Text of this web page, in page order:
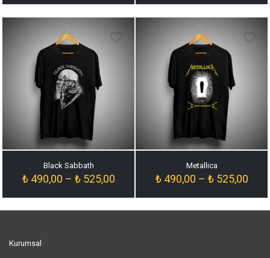
₺ 490,00
-
₺
-
Black Sabbath
₺490,00 – ₺525,00Fiyat
₺ 490,00
-
Metallica
₺490,00 – ₺525,00Fiyat
₺
-
Kurumsal